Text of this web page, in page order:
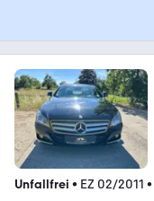
Unfallfrei • EZ 02/2011 •